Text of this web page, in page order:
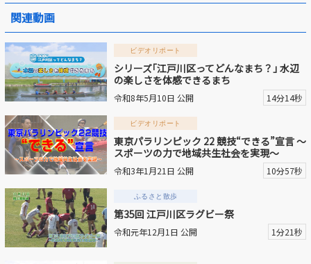
ふるさと散歩
Others
公開日
より前 より後
動画を探す
関連動画
ビデオリポート
シリーズ｢江戸川区ってどんなまち？｣ 水辺
の楽しさを体感できるまち
令和8年5月10日 公開 14分14秒
ビデオリポート
東京パラリンピック 22 競技“できる”宣言 ～
スポーツの力で地域共生社会を実現～
令和3年1月21日 公開 10分57秒
ふるさと散歩
第35回 江戸川区ラグビー祭
令和元年12月1日 公開 1分21秒